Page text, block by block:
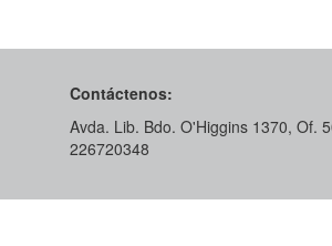
Contáctenos:
Avda. Lib. Bdo. O'Higgins 1370, Of.
226720348